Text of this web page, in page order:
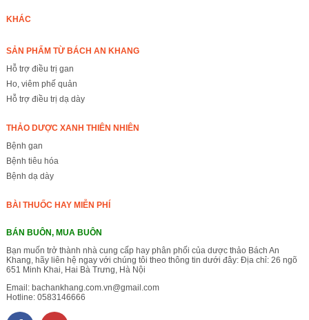
KHÁC
SẢN PHẨM TỪ BÁCH AN KHANG
Hỗ trợ điều trị gan
Ho, viêm phế quản
Hỗ trợ điều trị dạ dày
THẢO DƯỢC XANH THIÊN NHIÊN
Bệnh gan
Bệnh tiêu hóa
Bệnh dạ dày
BÀI THUỐC HAY MIỄN PHÍ
BÁN BUÔN, MUA BUÔN
Bạn muốn trở thành nhà cung cấp hay phân phối của dược thảo Bách An
Khang, hãy liên hệ ngay với chúng tôi theo thông tin dưới đây: Địa chỉ: 26 ngõ
651 Minh Khai, Hai Bà Trưng, Hà Nội
Email: bachankhang.com.vn@gmail.com
Hotline: 0583146666